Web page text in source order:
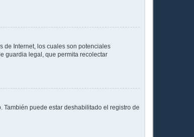
de Internet, los cuales son potenciales
guardia legal, que permita recolectar
puede estar deshabilitado el registro de